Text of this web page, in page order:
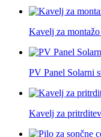
Kavelj za
PV Panel Solarni
Kavelj za